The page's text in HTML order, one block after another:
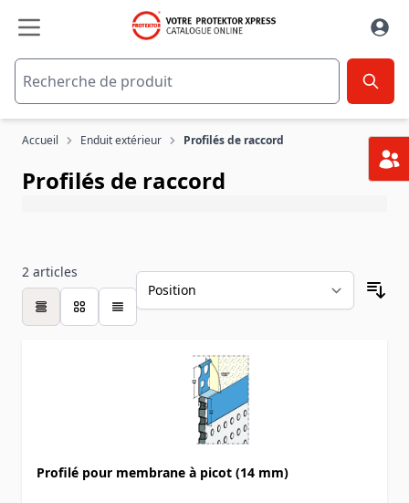
Accueil Enduit extérieur Profilés de raccord
Profilés de raccord
2 articles
table
Profilé pour membrane à picot (14 mm)